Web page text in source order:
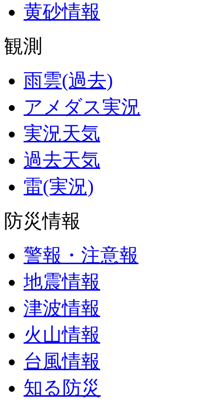
黄砂情報
観測
雨雲(過去)
アメダス実況
実況天気
過去天気
雷(実況)
防災情報
警報・注意報
地震情報
津波情報
火山情報
台風情報
知る防災